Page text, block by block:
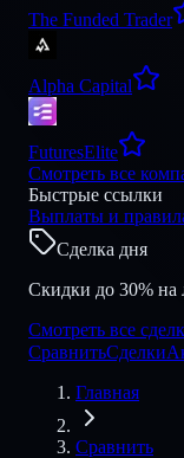
The Funded Trader
Alpha Capital
FuturesElite
Смотреть все
Быстрые ссылки
Выплаты и
Сделка дня
Скидки до 30%
Смотреть все
СравнитьСделки
Главная
Сравнить